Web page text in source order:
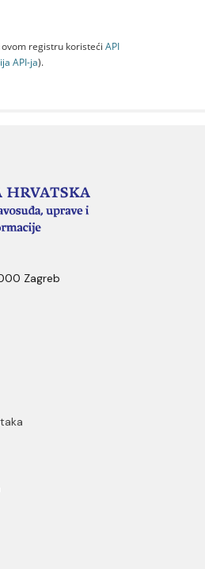
registru koristeći API
API-jа).